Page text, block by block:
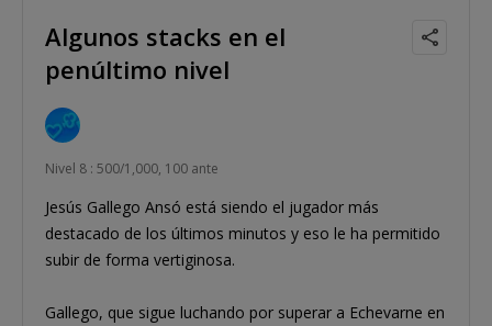
Algunos stacks en el
penúltimo nivel
Nivel 8 : 500/1,000, 100 ante
Jesús Gallego Ansó está siendo el jugador más
destacado de los últimos minutos y eso le ha permitido
subir de forma vertiginosa.
Gallego, que sigue luchando por superar a Echevarne en